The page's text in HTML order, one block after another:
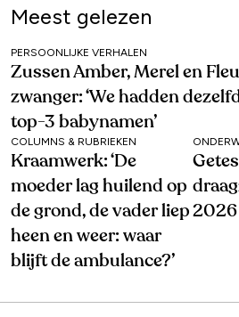
Meest gelezen
PERSOONLIJKE VERHALEN
Zussen Amber, Merel en
zwanger: ‘We hadden
top-3 babynamen’
COLUMNS & RUBRIEKEN
Kraamwerk: ‘De
moeder lag huilend op
de grond, de vader liep
heen en weer: waar
blijft de ambulance?’
2026